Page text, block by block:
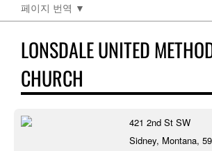
페이지 번역 ▼
LONSDALE UNITED
CHURCH
421 2nd St SW
Sidney, Montana,